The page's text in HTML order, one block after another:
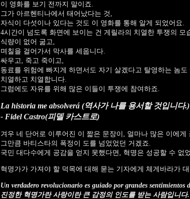
이 영화를 보기 전까지 말이죠.
그가 아르헨티나에서 태어났다는 것,
자식이 다섯이나 있다는 것도 이 영화를 통해 알게 되었어요.
4시간이 넘도록 화면에 보이는 건 게릴라의 치열한 투쟁의 모
식량이 없어 굶고,
며칠을 걸어가서 막사를 세웁니다.
싸우고, 죽고 죽이고,
동료를 위험에 빠지게 하면서도 자기 살겠다고 탈영하는 놈도
치열하고 치열합니다.
그럼에도 자유를 위해 많은 이들이 투쟁에 참여하죠.
La historia me absolverá (역사가 나를 용서할 것입니다.)
- Fidel Castro(피델 카스트로)
겨우 네 단어로 이루어진 이 짧은 문장이, 얼마나 많은 이에게
그만큼 바티스타의 폭정이 도를 넘었었던 거겠죠.
국민 대다수에게 공감을 얻지 못했다면, 혁명은 성공할 수 없
혁명가가 가져야 할 덕목에 대해 묻는 기자에게 체게바라가
Un verdadero revolucionario es guiado por grandes sentimientos
진정한 혁명가란 사랑이란 큰 감정의 인도를 받는 사람입니다.